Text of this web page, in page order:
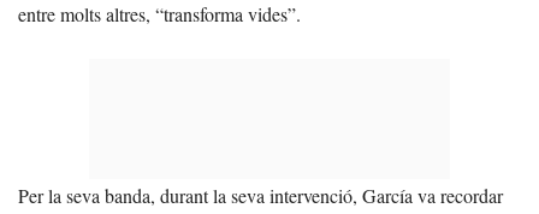
entre molts altres, “transforma vides”.
Per la seva banda, durant la seva intervenció, García va recordar